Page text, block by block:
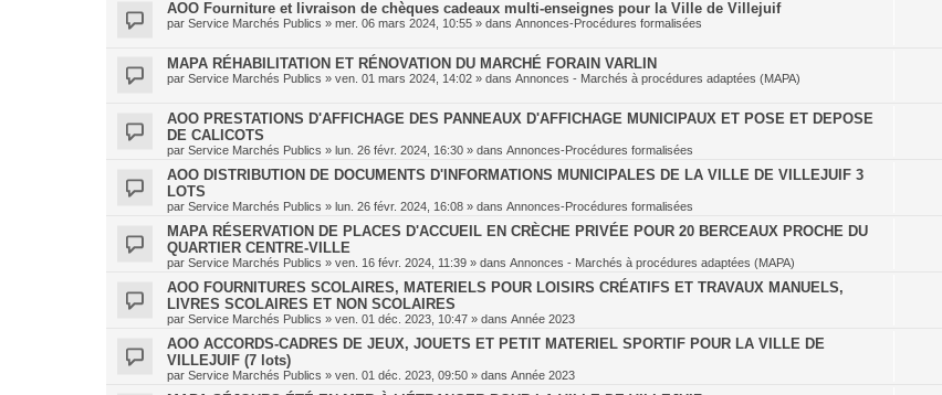
AOO Fourniture et livraison de chèques cadeaux multi-enseignes pour la Ville de Villejuif
par Service Marchés Publics » mer. 06 mars 2024, 10:55 » dans Annonces-Procédures formalisées
MAPA RÉHABILITATION ET RÉNOVATION DU MARCHÉ FORAIN VARLIN
par Service Marchés Publics » ven. 01 mars 2024, 14:02 » dans Annonces - Marchés à procédures adaptées (MAPA)
AOO PRESTATIONS D'AFFICHAGE DES PANNEAUX D'AFFICHAGE MUNICIPAUX ET POSE ET DEPOSE
DE CALICOTS
par Service Marchés Publics » lun. 26 févr. 2024, 16:30 » dans Annonces-Procédures formalisées
AOO DISTRIBUTION DE DOCUMENTS D'INFORMATIONS MUNICIPALES DE LA VILLE DE VILLEJUIF 3
LOTS
par Service Marchés Publics » lun. 26 févr. 2024, 16:08 » dans Annonces-Procédures formalisées
MAPA RÉSERVATION DE PLACES D'ACCUEIL EN CRÈCHE PRIVÉE POUR 20 BERCEAUX PROCHE DU
QUARTIER CENTRE-VILLE
par Service Marchés Publics » ven. 16 févr. 2024, 11:39 » dans Annonces - Marchés à procédures adaptées (MAPA)
AOO FOURNITURES SCOLAIRES, MATERIELS POUR LOISIRS CRÉATIFS ET TRAVAUX MANUELS,
LIVRES SCOLAIRES ET NON SCOLAIRES
par Service Marchés Publics » ven. 01 déc. 2023, 10:47 » dans Année 2023
AOO ACCORDS-CADRES DE JEUX, JOUETS ET PETIT MATERIEL SPORTIF POUR LA VILLE DE
VILLEJUIF (7 lots)
par Service Marchés Publics » ven. 01 déc. 2023, 09:50 » dans Année 2023